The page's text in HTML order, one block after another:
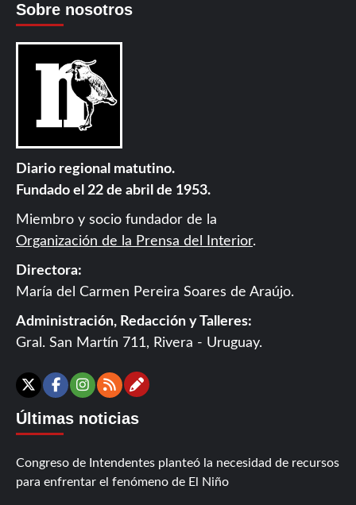
Sobre nosotros
Diario regional matutino.
Fundado el 22 de abril de 1953.
Miembro y socio fundador de la
Organización de la Prensa del Interior.
Directora:
María del Carmen Pereira Soares de Araújo.
Administración, Redacción y Talleres:
Gral. San Martín 711, Rivera - Uruguay.
X Facebook
Instagram
RSSContáctanos
Últimas noticias
Congreso de Intendentes planteó la necesidad de recursos
para enfrentar el fenómeno de El Niño